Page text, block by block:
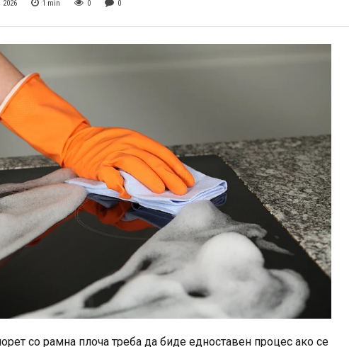
2026 1 min 0 0
со рамна плоча треба да биде едноставен процес ако се